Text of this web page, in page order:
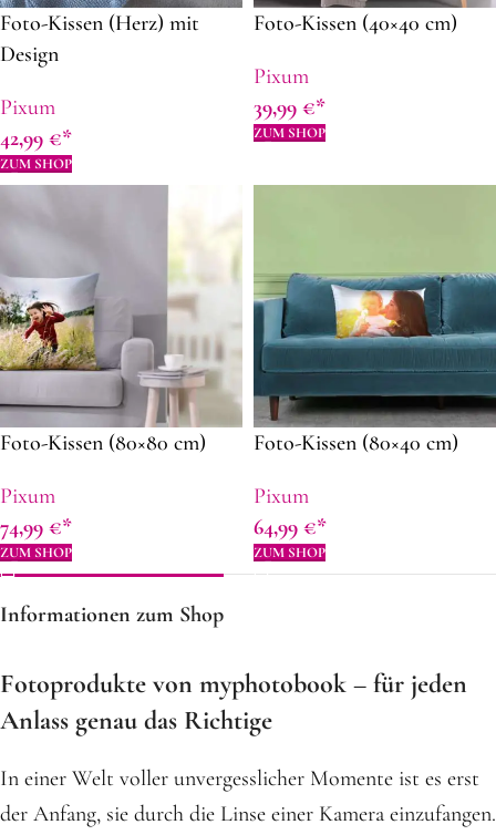
Foto-Kissen (Herz) mit
Design
Pixum
42,99 €
ZUM SHOP
Foto-Kissen (40×40 cm)
Pixum
39,99 €
ZUM SHOP
Foto-Kissen (80×80 cm)
Pixum
74,99 €
ZUM SHOP
Foto-Kissen (80×40 cm)
Pixum
64,99 €
ZUM SHOP
Informationen zum Shop
Fotoprodukte von myphotobook – für jeden
Anlass genau das Richtige
In einer Welt voller unvergesslicher Momente ist es erst
der Anfang, sie durch die Linse einer Kamera einzufangen.